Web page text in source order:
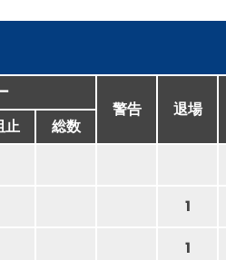
警告
退場
止
総数
1
1